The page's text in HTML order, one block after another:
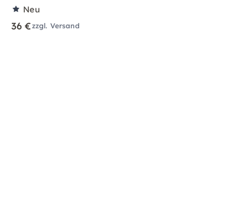
Neu
36 €zzgl. Versand